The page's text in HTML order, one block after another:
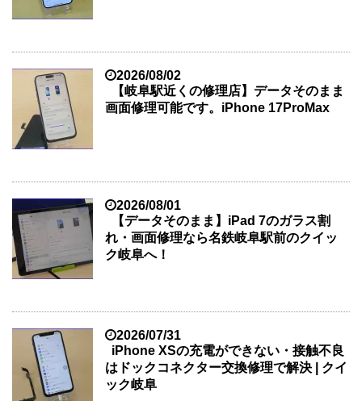
2026/08/02
【岐阜駅近くの修理店】データそのまま
画面修理可能です。iPhone 17ProMax
2026/08/01
【データそのまま】iPad 7のガラス割
れ・画面修理なら名鉄岐阜駅前のクイッ
ク岐阜へ！
2026/07/31
iPhone XSの充電ができない・接触不良
はドックコネクター交換修理で解決 | クイ
ック岐阜